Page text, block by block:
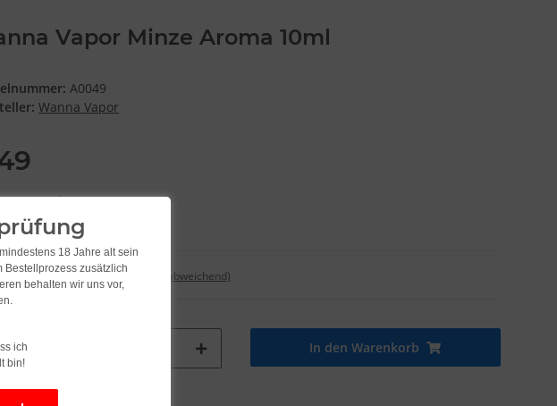
Vapor Minze Aroma 10ml
A0049
Wanna Vapor
pro 1 l
USt. , zzgl.
2 - 3 Werktage(DE - Ausland abweichend)
In den Warenkorb
18 Jahre alt sein
Bestellprozess zusätzlich
behalten wir uns vor,
ich
bin!